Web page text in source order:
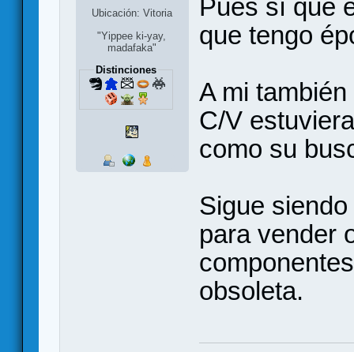
Ubicación: Vitoria
"Yippee ki-yay,
madafaka"
Distinciones
Pues sí que
que tengo
A mi
C/V
como su
Sigue
para vender
obsoleta.